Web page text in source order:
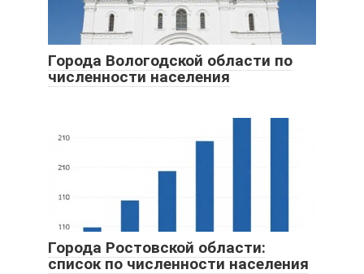
Города Вологодской области по
численности населения
Города Ростовской области:
список по численности населения